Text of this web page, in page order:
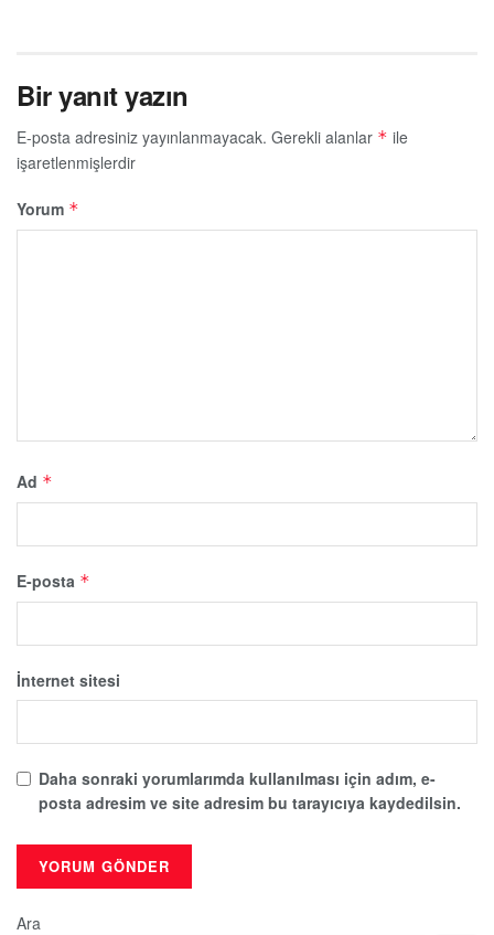
Bir yanıt yazın
E-posta adresiniz yayınlanmayacak. Gerekli alanlar * ile
işaretlenmişlerdir
Yorum *
Ad *
E-posta *
İnternet sitesi
Daha sonraki yorumlarımda kullanılması için adım, e-
posta adresim ve site adresim bu tarayıcıya kaydedilsin.
Ara